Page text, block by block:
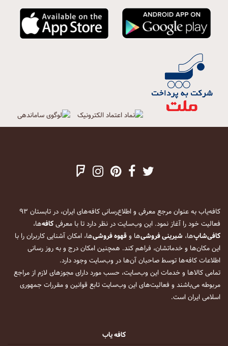
کافه‌یاب به عنوان مرجع معرفی و اطلاع‌رسانی کافه‌های ایران، در تابستان ۹۳
فعالیت خود را آغاز نمود. این وب‌سایت در نظر دارد تا با معرفیکافه‌ها،
کافی‌شاپ‌ها، شیرینی فروشی‌ها وقهوه فروشی‌ها، امکان آشنایی کاربران را با
این مکان‌ها و خدماتشان، فراهم کند. همچنین امکان درج و به روز رسانی
اطلاعات کافه‌ها توسط صاحبان آن‌ها در وب‌سایت وجود دارد.
تمامی کالاها و خدمات این وب‌سایت، حسب مورد دارای مجوزهای لازم از مراجع
مربوطه می‌باشند و فعالیت‌های این وب‌سایت تابع قوانین و مقررات جمهوری
اسلامی ایران است.
کافه یاب